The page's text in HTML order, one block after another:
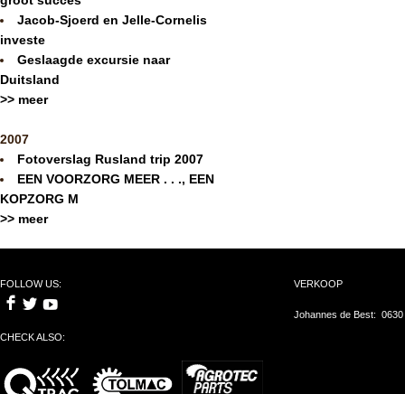
Jacob-Sjoerd en Jelle-Cornelis
investe
Geslaagde excursie naar
Duitsland
>> meer
2007
Fotoverslag Rusland trip 2007
EEN VOORZORG MEER . . ., EEN
KOPZORG M
>> meer
FOLLOW US:
CHECK ALSO:
VERKOOP
Johannes de Best: 0630